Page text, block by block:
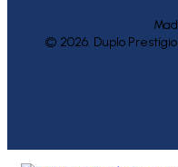
© 2026. Duplo